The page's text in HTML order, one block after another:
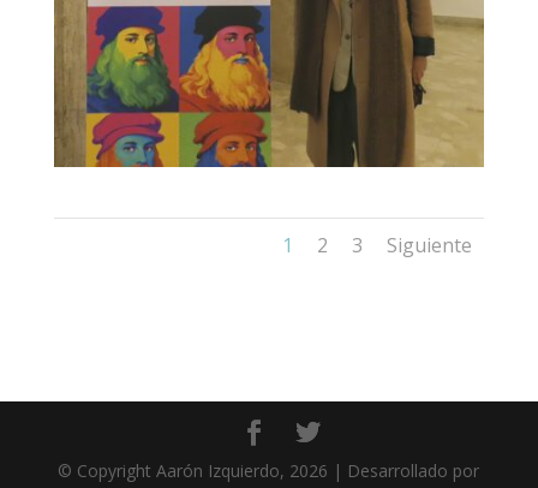
1 2 3 Siguiente
© Copyright Aarón Izquierdo, 2026 | Desarrollado por